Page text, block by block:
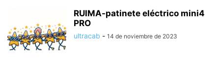
RUIMA-patinete eléctrico mini4
PRO
ultracab - 14 de noviembre de 2023